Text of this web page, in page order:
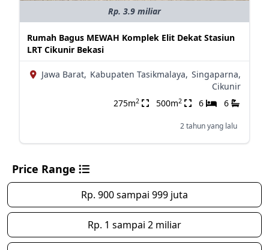
Rp. 3.9 miliar
Rumah Bagus MEWAH Komplek Elit Dekat Stasiun
LRT Cikunir Bekasi
Jawa Barat, Kabupaten Tasikmalaya, Singaparna,
Cikunir
275m2 500m2 6 6
2 tahun yang lalu
Price Range
Rp. 900 sampai 999 juta
Rp. 1 sampai 2 miliar